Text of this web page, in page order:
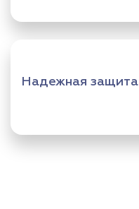
Надежная защита